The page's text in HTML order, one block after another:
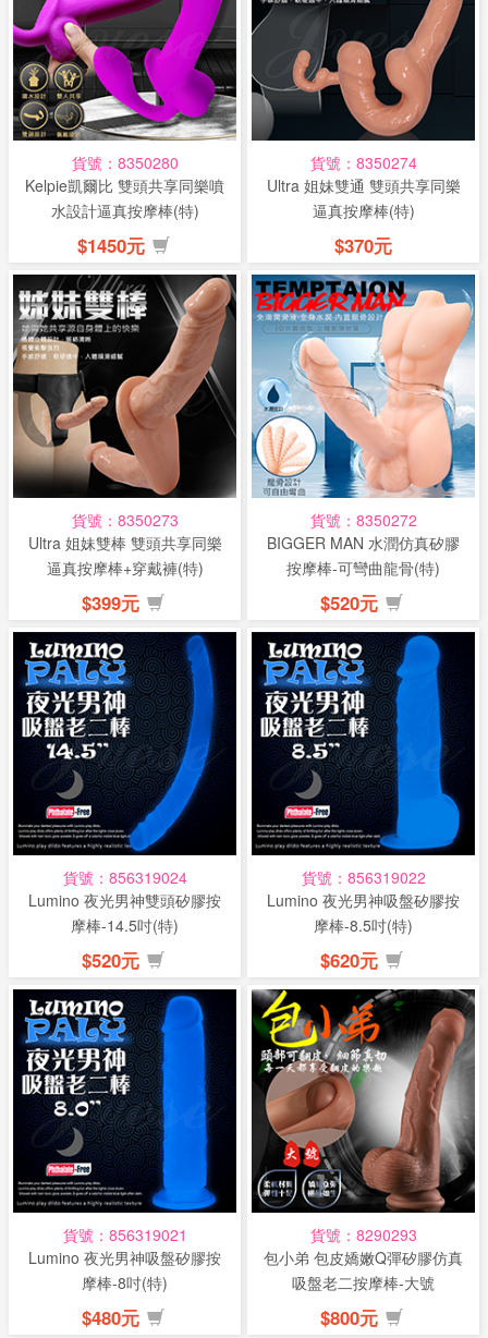
貨號：8350280
Kelpie凱爾比 雙頭共享同樂噴
水設計逼真按摩棒(特)
$1450元
貨號：8350274
Ultra 姐妹雙通 雙頭共享同樂
逼真按摩棒(特)
$370元
貨號：8350273
Ultra 姐妹雙棒 雙頭共享同樂
逼真按摩棒+穿戴褲(特)
$399元
貨號：8350272
BIGGER MAN 水潤仿真矽膠
按摩棒-可彎曲龍骨(特)
$520元
貨號：856319024
Lumino 夜光男神雙頭矽膠按
摩棒-14.5吋(特)
$520元
貨號：856319022
Lumino 夜光男神吸盤矽膠按
摩棒-8.5吋(特)
$620元
貨號：856319021
Lumino 夜光男神吸盤矽膠按
摩棒-8吋(特)
$480元
貨號：8290293
包小弟 包皮嬌嫩Q彈矽膠仿真
吸盤老二按摩棒-大號
$800元